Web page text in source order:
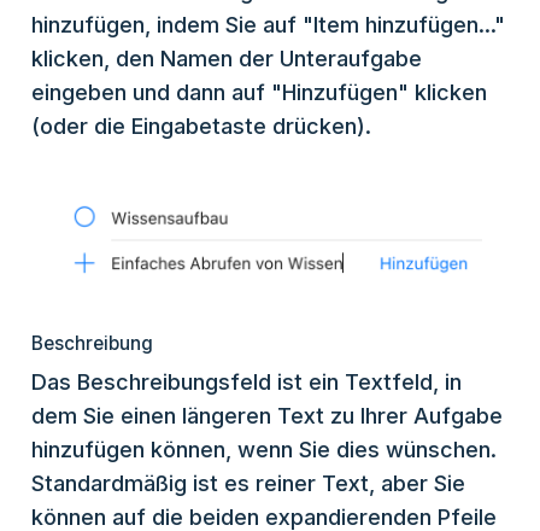
hinzufügen, indem Sie auf "Item hinzufügen..."
klicken, den Namen der Unteraufgabe
eingeben und dann auf "Hinzufügen" klicken
(oder die Eingabetaste drücken).
Beschreibung
Das Beschreibungsfeld ist ein Textfeld, in
dem Sie einen längeren Text zu Ihrer Aufgabe
hinzufügen können, wenn Sie dies wünschen.
Standardmäßig ist es reiner Text, aber Sie
können auf die beiden expandierenden Pfeile